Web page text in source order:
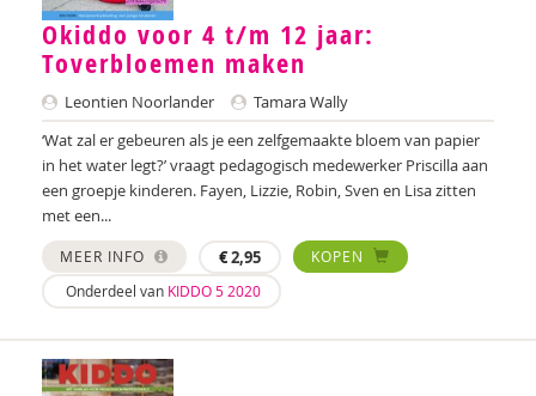
Merel Breedeveld
Aniek Breevoort
Marion Breg
Tessa Brik
Jan Pieter Brinkman
Amber Broek
Maryse Broek
Kees Broekhof
Okiddo voor 4 t/m 12 jaar:
Toverbloemen maken
Leontien Noorlander
Tamara Wally
‘Wat zal er gebeuren als je een zelfgemaakte bloem van papier
in het water legt?’ vraagt pedagogisch medewerker Priscilla aan
een groepje kinderen. Fayen, Lizzie, Robin, Sven en Lisa zitten
met een...
MEER INFO €2,95
KOPEN
Onderdeel van KIDDO 5 2020